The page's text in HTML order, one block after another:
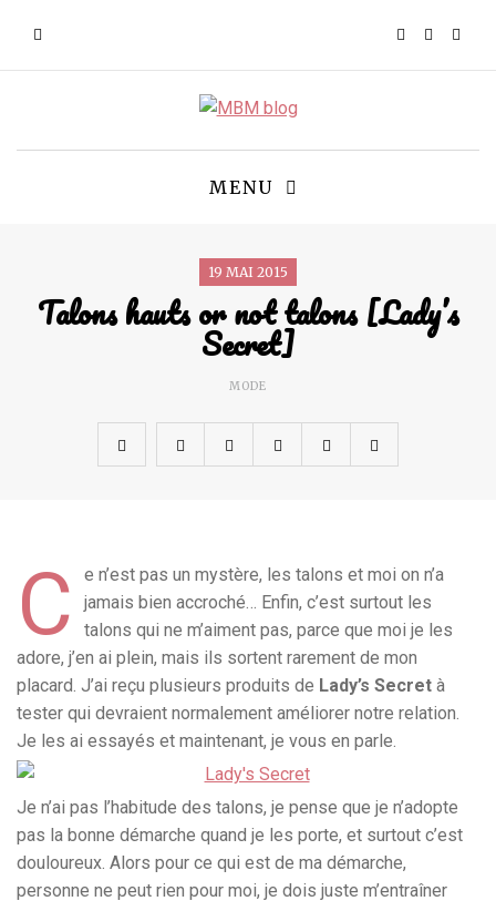
MENU
19 MAI 2015
Talons hauts or not talons [Lady’s
Secret]
MODE
C
e n’est pas un mystère, les talons et moi on n’a
jamais bien accroché… Enfin, c’est surtout les
talons qui ne m’aiment pas, parce que moi je les
adore, j’en ai plein, mais ils sortent rarement de mon
placard. J’ai reçu plusieurs produits de Lady’s Secret à
tester qui devraient normalement améliorer notre relation.
Je les ai essayés et maintenant, je vous en parle.
Je n’ai pas l’habitude des talons, je pense que je n’adopte
pas la bonne démarche quand je les porte, et surtout c’est
douloureux. Alors pour ce qui est de ma démarche,
personne ne peut rien pour moi, je dois juste m’entraîner